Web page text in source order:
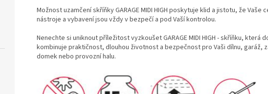
Možnost uzamčení skříňky GARAGE MIDI HIGH poskytuje klid a jistotu, že Vaše
nástroje a vybavení jsou vždy v bezpečí a pod Vaší kontrolou.
Nenechte si uniknout příležitost vyzkoušet GARAGE MIDI HIGH - skříňku, která
kombinuje praktičnost, dlouhou životnost a bezpečnost pro Vaši dílnu, garáž,
domek nebo provozní halu.